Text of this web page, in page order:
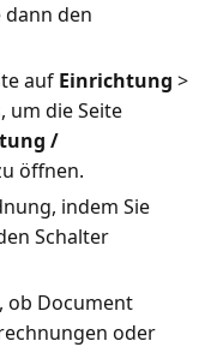
dann den
auf Einrichtung >
um die Seite
/
öffnen.
indem Sie
Schalter
ob Document
oder